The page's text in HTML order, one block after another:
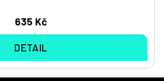
635 Kč
DETAIL